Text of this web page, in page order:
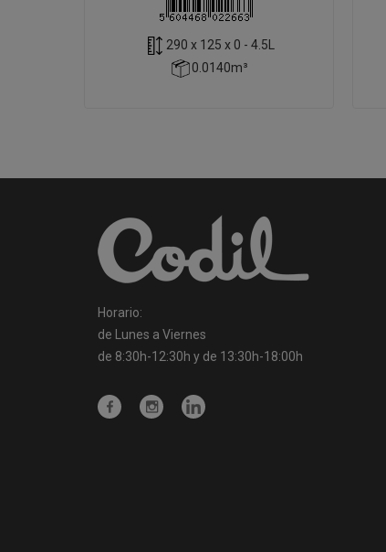
290 x 125 x 0 - 4.5L
0.0140m³
Horario:
de Lunes a Viernes
de 8:30h-12:30h y de 13:30h-18:00h